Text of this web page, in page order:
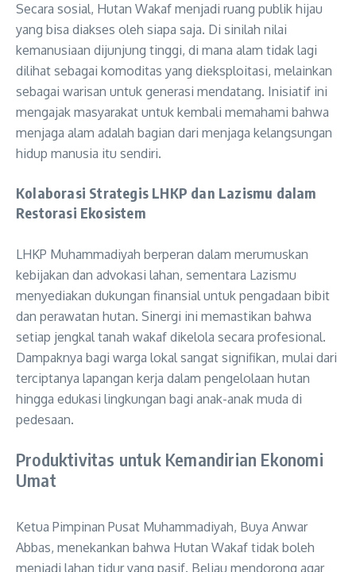
Secara sosial, Hutan Wakaf menjadi ruang publik hijau
yang bisa diakses oleh siapa saja. Di sinilah nilai
kemanusiaan dijunjung tinggi, di mana alam tidak lagi
dilihat sebagai komoditas yang dieksploitasi, melainkan
sebagai warisan untuk generasi mendatang. Inisiatif ini
mengajak masyarakat untuk kembali memahami bahwa
menjaga alam adalah bagian dari menjaga kelangsungan
hidup manusia itu sendiri.
Kolaborasi Strategis LHKP dan Lazismu dalam
Restorasi Ekosistem
LHKP Muhammadiyah berperan dalam merumuskan
kebijakan dan advokasi lahan, sementara Lazismu
menyediakan dukungan finansial untuk pengadaan bibit
dan perawatan hutan. Sinergi ini memastikan bahwa
setiap jengkal tanah wakaf dikelola secara profesional.
Dampaknya bagi warga lokal sangat signifikan, mulai dari
terciptanya lapangan kerja dalam pengelolaan hutan
hingga edukasi lingkungan bagi anak-anak muda di
pedesaan.
Produktivitas untuk Kemandirian Ekonomi
Umat
Ketua Pimpinan Pusat Muhammadiyah, Buya Anwar
Abbas, menekankan bahwa Hutan Wakaf tidak boleh
menjadi lahan tidur yang pasif. Beliau mendorong agar